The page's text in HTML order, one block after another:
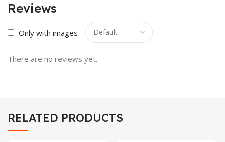
Reviews
Only with images
There are no reviews yet.
RELATED PRODUCTS